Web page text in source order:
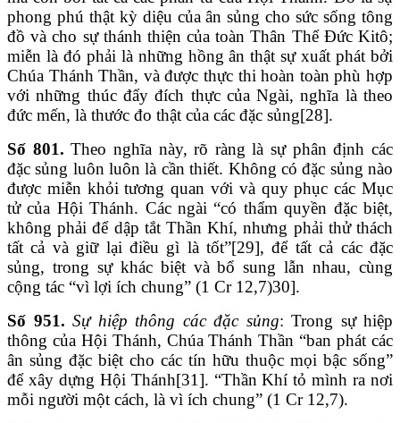
phong phú thật kỳ diệu của ân sủng cho sức sống tông
đồ và cho sự thánh thiện của toàn Thân Thể Đức Kitô;
miễn là đó phải là những hồng ân thật sự xuất phát bởi
Chúa Thánh Thần, và được thực thi hoàn toàn phù hợp
với những thúc đẩy đích thực của Ngài, nghĩa là theo
đức mến, là thước đo thật của các đặc sủng[28].
Số 801. Theo nghĩa này, rõ ràng là sự phân định các
đặc sủng luôn luôn là cần thiết. Không có đặc sủng nào
được miễn khỏi tương quan với và quy phục các Mục
tử của Hội Thánh. Các ngài “có thẩm quyền đặc biệt,
không phải để dập tắt Thần Khí, nhưng phải thử thách
tất cả và giữ lại điều gì là tốt”[29], để tất cả các đặc
sủng, trong sự khác biệt và bổ sung lẫn nhau, cùng
cộng tác “vì lợi ích chung” (1 Cr 12,7)30].
Số 951. Sự hiệp thông các đặc sủng: Trong sự hiệp
thông của Hội Thánh, Chúa Thánh Thần “ban phát các
ân sủng đặc biệt cho các tín hữu thuộc mọi bậc sống”
để xây dựng Hội Thánh[31]. “Thần Khí tỏ mình ra nơi
mỗi người một cách, là vì ích chung” (1 Cr 12,7).